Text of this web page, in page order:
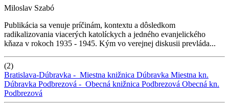
Miloslav Szabó
Publikácia sa venuje príčinám, kontextu a dôsledkom
radikalizovania viacerých katolíckych a jedného evanjelického
kňaza v rokoch 1935 - 1945. Kým vo verejnej diskusii prevláda...
(2)
Bratislava-Dúbravka - Miestna knižnica Dúbravka Miestna kn.
Dúbravka Podbrezová - Obecná knižnica Podbrezová Obecná kn.
Podbrezová